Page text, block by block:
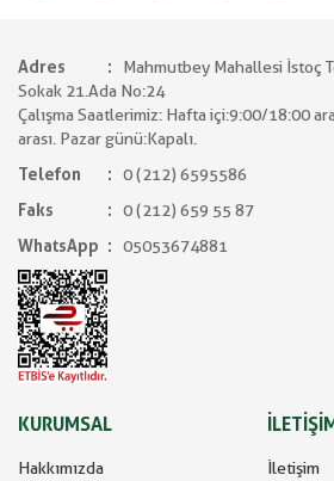
Adres
Mahmutbey Mahallesi İstoç
Sokak 21.Ada No:24
Çalışma Saatlerimiz: Hafta içi:9:00/18:00
arası. Pazar günü:Kapalı.
Telefon
0 (212) 6595586
Faks
0 (212) 659 55 87
WhatsApp
05053674881
KURUMSAL
Hakkımızda İletişim